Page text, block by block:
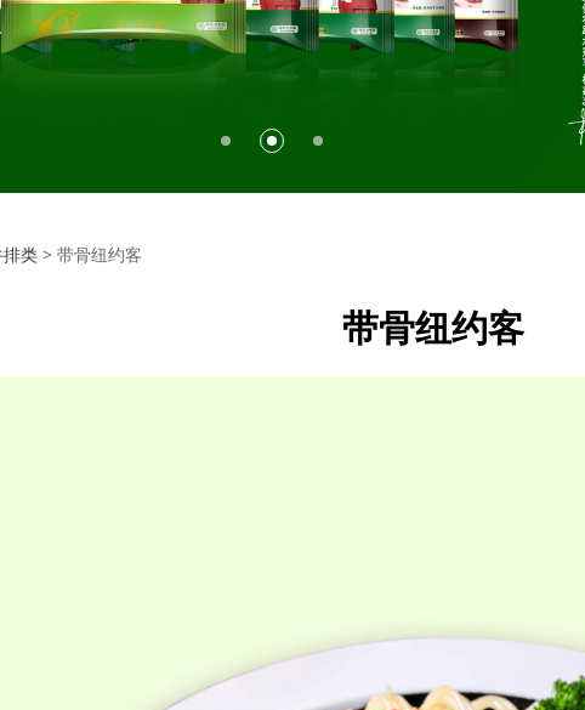
约客
类 > 带骨纽约客
带骨纽约客